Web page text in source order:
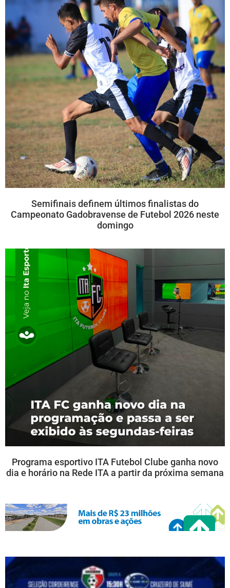
Semifinais definem últimos finalistas do
Campeonato Gadobravense de Futebol 2026 neste
domingo
Programa esportivo ITA Futebol Clube ganha novo
dia e horário na Rede ITA a partir da próxima semana